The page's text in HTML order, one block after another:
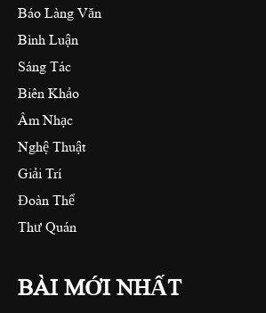
Báo Làng Văn
Bình Luận
Sáng Tác
Biên Khảo
Âm Nhạc
Nghệ Thuật
Giải Trí
Đoàn Thể
Thư Quán
BÀI MỚI NHẤT